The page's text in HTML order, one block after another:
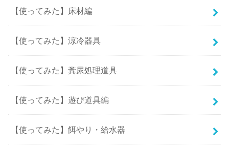
【使ってみた】床材編
【使ってみた】涼冷器具
【使ってみた】糞尿処理道具
【使ってみた】遊び道具編
【使ってみた】餌やり・給水器